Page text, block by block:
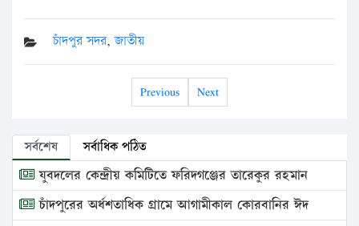
চাঁদপুর সদর,জাতীয়
Previous Next
সর্বশেষ সর্বাধিক পঠিত
যুবদলের কেন্দ্রীয় কমিটিতে ফরিদগঞ্জের তারেকুর রহমান
চাঁদপুরের অর্ধশতাধিক গ্রামে আগামীকাল কোরবানির ঈদ